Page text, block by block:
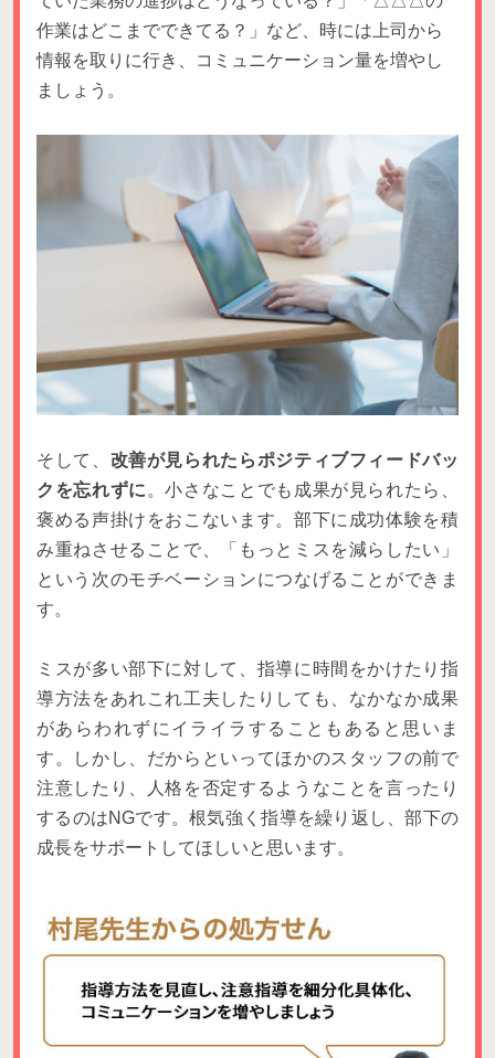
作業はどこまでできてる？」など、時には上司から
情報を取りに行き、コミュニケーション量を増やし
ましょう。
そして、 改善が見られたらポジティブフィードバッ
クを忘れずに 。小さなことでも成果が見られたら、
褒める声掛けをおこないます。部下に成功体験を積
み重ねさせることで、「もっとミスを減らしたい」
という次のモチベーションにつなげることができま
す。
ミスが多い部下に対して、指導に時間をかけたり指
導方法をあれこれ工夫したりしても、なかなか成果
があらわれずにイライラすることもあると思いま
す。しかし、だからといってほかのスタッフの前で
注意したり、人格を否定するようなことを言ったり
するのはNGです。根気強く指導を繰り返し、部下の
成長をサポートしてほしいと思います。